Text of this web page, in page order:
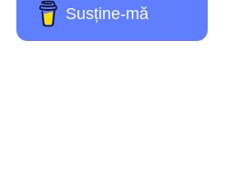
Susține-mă